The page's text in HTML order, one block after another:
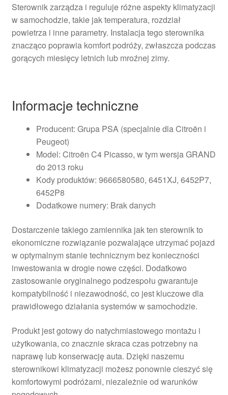
Sterownik zarządza i reguluje różne aspekty klimatyzacji
w samochodzie, takie jak temperatura, rozdział
powietrza i inne parametry. Instalacja tego sterownika
znacząco poprawia komfort podróży, zwłaszcza podczas
gorących miesięcy letnich lub mroźnej zimy.
Informacje techniczne
Producent: Grupa PSA (specjalnie dla Citroën i
Peugeot)
Model: Citroën C4 Picasso, w tym wersja GRAND
do 2013 roku
Kody produktów: 9666580580, 6451XJ, 6452P7,
6452P8
Dodatkowe numery: Brak danych
Dostarczenie takiego zamiennika jak ten sterownik to
ekonomiczne rozwiązanie pozwalające utrzymać pojazd
w optymalnym stanie technicznym bez konieczności
inwestowania w drogie nowe części. Dodatkowo
zastosowanie oryginalnego podzespołu gwarantuje
kompatybilność i niezawodność, co jest kluczowe dla
prawidłowego działania systemów w samochodzie.
Produkt jest gotowy do natychmiastowego montażu i
użytkowania, co znacznie skraca czas potrzebny na
naprawę lub konserwację auta. Dzięki naszemu
sterownikowi klimatyzacji możesz ponownie cieszyć się
komfortowymi podróżami, niezależnie od warunków